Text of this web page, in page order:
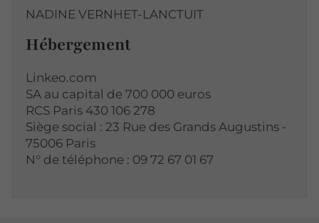
NADINE VERNHET-LANCTUIT
Hébergement
Linkeo.com
SA au capital de 700 000 euros
RCS Paris 430 106 278
Siège social : 23 Rue des Grands Augustins -
75006 Paris
N° de téléphone : 09 72 67 01 67